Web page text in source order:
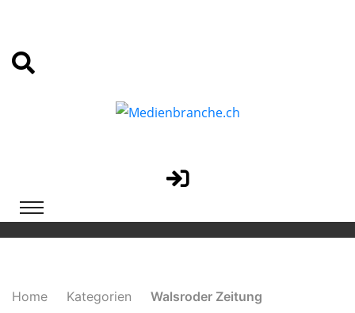
Home Kategorien
Walsroder Zeitung